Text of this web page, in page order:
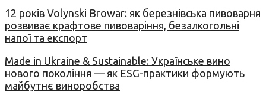
12 років Volynski Browar: як березнівська пивоварня
розвиває крафтове пивоваріння, безалкогольні
напої та експорт
Made in Ukraine & Sustainable: Українське вино
нового покоління — як ESG-практики формують
майбутнє виноробства